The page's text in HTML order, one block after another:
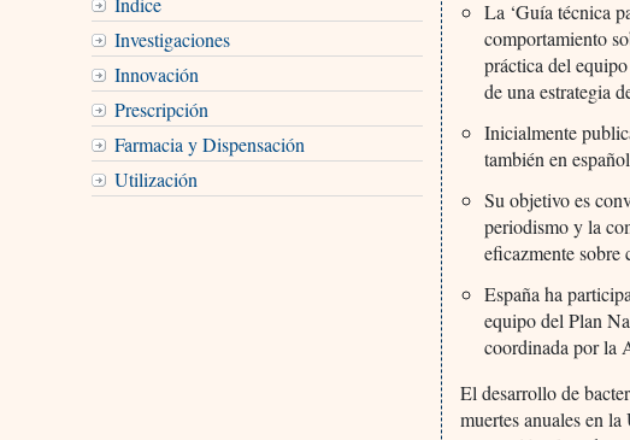
Investigaciones
Innovación
Prescripción
Farmacia y Dispensación
Utilización
La ‘Guía técnica
comportamiento
práctica del
de una estrategia
Inicialmente
también en
Su objetivo es
periodismo y la
eficazmente sobre
España ha
equipo del Plan
coordinada por la
El desarrollo de
muertes anuales en